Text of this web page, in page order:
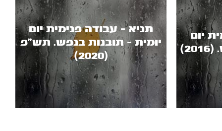
יום
תניא - עבודה פנימית יום
יומית - תובנות בנפש. תש"פ
(2020)